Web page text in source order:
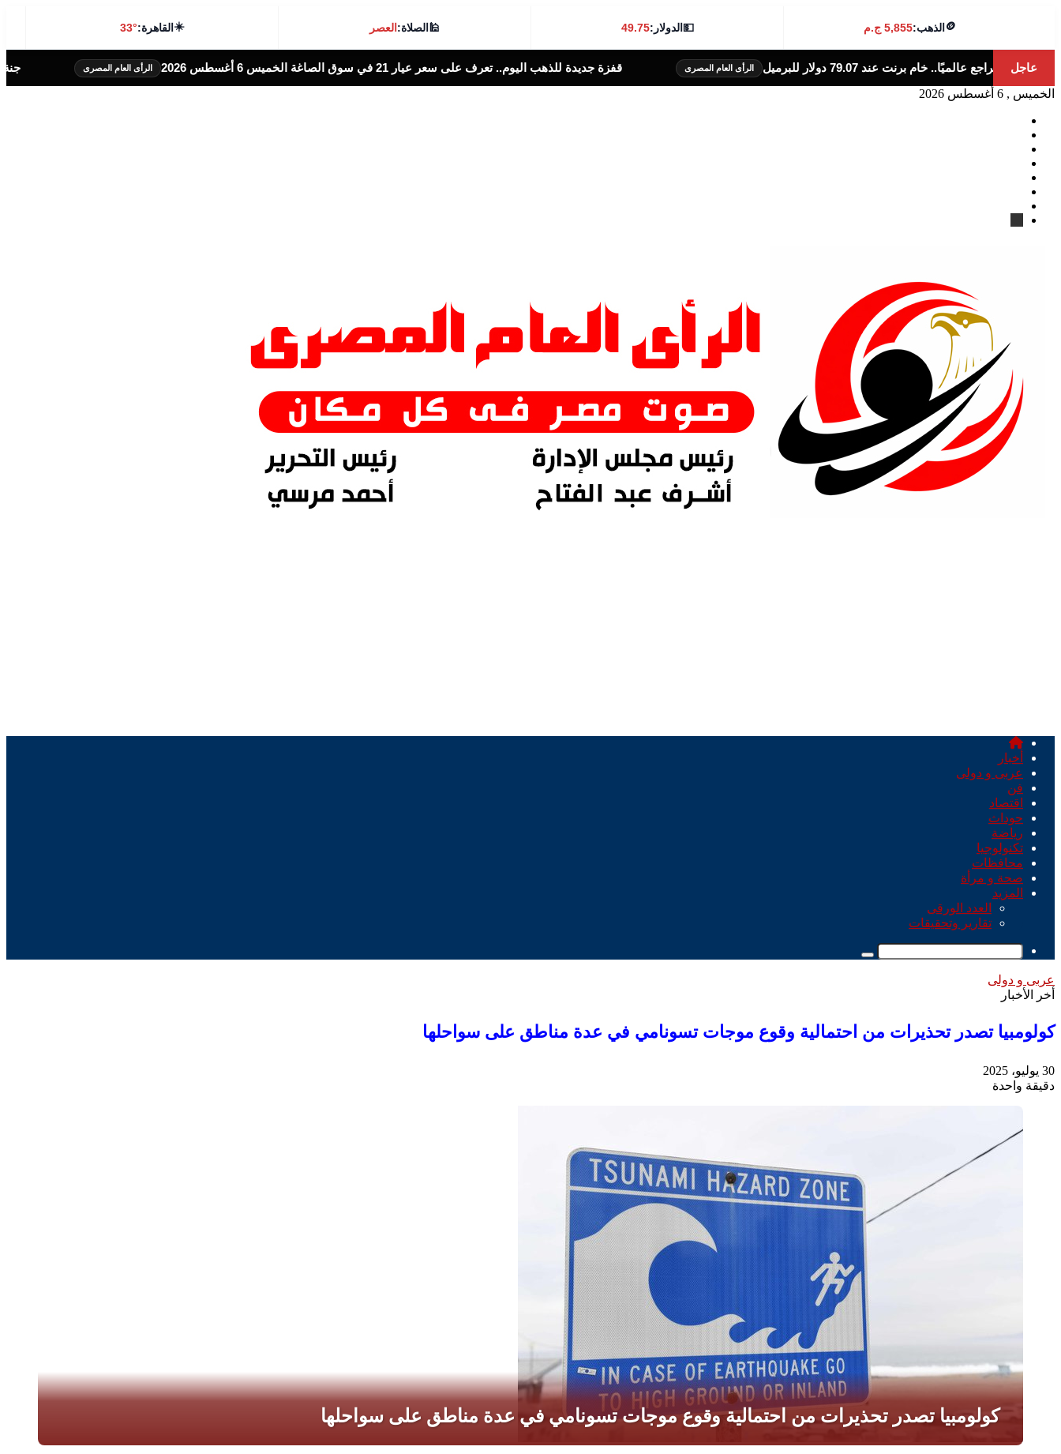
🪙 الذهب:5,855 ج.م 💵 الدولار:49.75
🕌 الصلاة: العصر ☀️ القاهرة:33°
عاجل
دولار للبرميل الرأى العام المصرى قفزة جديدة للذهب اليوم.. تعرف على سعر عيار 21 في سوق الصاغة الخميس 6 أغسطس 2026 الرأى العام المصرى
جنة همام.. طفولة ينهكها المرض
الخميس , 6 أغسطس 2026
الرئيسية
أخبار
عربى و دولى
فن
اقتصاد
حوداث
رياضة
تكنولوجيا
محافظات
صحة و مرأة
المزيد
العدد الورقى
تقارير وتحقيقات
بحث
عربى و دولى
أخر الأخبار
كولومبيا تصدر تحذيرات من احتمالية وقوع موجات تسونامي في عدة مناطق على سواحلها
30 يوليو، 2025
دقيقة واحدة